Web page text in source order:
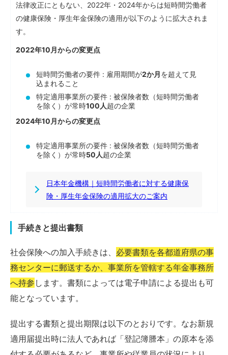
法律改正にともない、2022年・2024年からは短時間労働者
の健康保険・厚生年金保険の適用が以下のように拡大されま
す。
2022年10月からの変更点
短時間労働者の要件 : 雇用期間が2か月を超えて見
込まれること
特定適用事業所の要件 : 被保険者数（短時間労働者
を除く）が常時100人超の企業
2024年10月からの変更点
特定適用事業所の要件 : 被保険者数（短時間労働者
を除く）が常時50人超の企業
日本年金機構｜短時間労働者に対する健康保
険・厚生年金保険の適用拡大のご案内
手続きと提出書類
社会保険への加入手続きは、 必要書類を各都道府県の事
務センターに郵送するか、事業所を管轄する年金事務所
へ持参 します。書類によっては電子申請による提出も可
能となっています。
提出する書類と提出期限は以下のとおりです。なお新規
適用届提出時に法人であれば「登記簿謄本」の原本を添